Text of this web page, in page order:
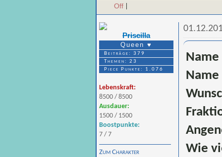
Off
Priscilla
Queen ♥
Beiträge: 379
Themen: 23
Piece Punkte: 1.076
Lebenskraft:
8500 / 8500
Ausdauer:
1500 / 1500
Boostpunkte:
7 / 7
Zum Charakter
Name
Name
Wie